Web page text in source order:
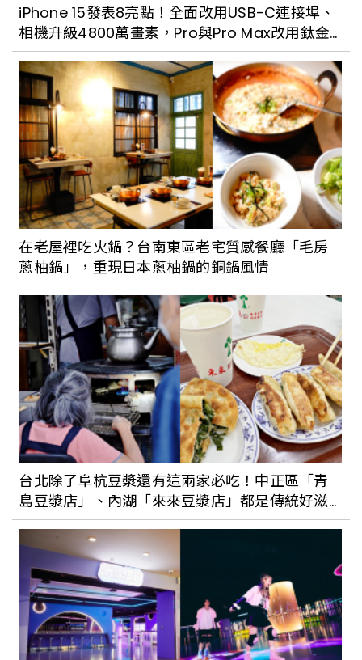
iPhone 15發表8亮點！全面改用USB-C連接埠、
相機升級4800萬畫素，Pro與Pro Max改用鈦金
屬設計
在老屋裡吃火鍋？台南東區老宅質感餐廳「毛房
蔥柚鍋」，重現日本蔥柚鍋的銅鍋風情
台北除了阜杭豆漿還有這兩家必吃！中正區「青
島豆漿店」、內湖「來來豆漿店」都是傳統好滋
味